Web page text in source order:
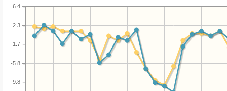
-9.8
-5.8
-1.7
2.3
6.4